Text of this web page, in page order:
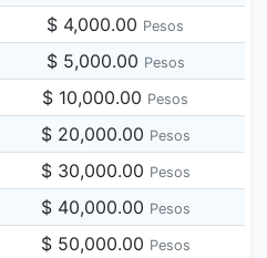
$ 4,000.00 Pesos
$ 5,000.00 Pesos
$ 10,000.00 Pesos
$ 20,000.00 Pesos
$ 30,000.00 Pesos
$ 40,000.00 Pesos
$ 50,000.00 Pesos